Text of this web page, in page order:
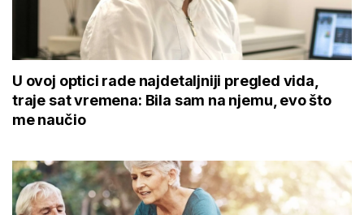
U ovoj optici rade najdetaljniji pregled vida,
traje sat vremena: Bila sam na njemu, evo što
me naučio